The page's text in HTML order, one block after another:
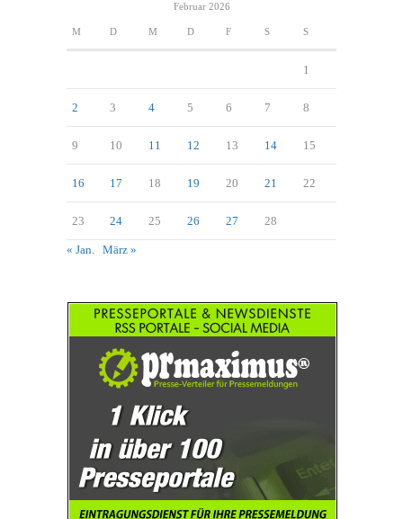
Februar 2026
M D M D F S S
1
2 3 4 5 6 7 8
9 10 11 12 13 14 15
16 17 18 19 20 21 22
23 24 25 26 27 28
« Jan. März »